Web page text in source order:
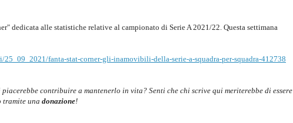
dedicata alle statistiche relative al campionato di Serie A 2021/22. Questa settimana
fanta-stat-corner-gli-inamovibili-della-serie-a-squadra-per-squadra-412738
contribuire a mantenerlo in vita? Senti che chi scrive qui meriterebbe di essere
tramite una donazione!